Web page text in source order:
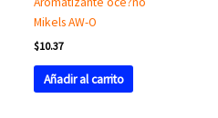
Mikels AW-O
$10.37
Añadir al carrito